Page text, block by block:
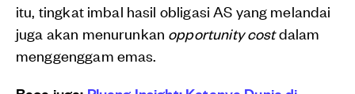
itu, tingkat imbal hasil obligasi AS yang melandai
juga akan menurunkan opportunity costdalam
menggenggam emas.